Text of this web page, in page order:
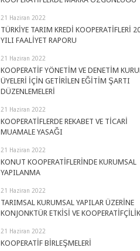
21 Haziran 2022
TÜRKİYE TARIM KREDİ KOOPERATİFLERİ
YILI FAALİYET RAPORU
21 Haziran 2022
KOOPERATİF YÖNETİM VE DENETİM
ÜYELERİ İÇİN GETİRİLEN EĞİTİM ŞARTI
DÜZENLEMELERİ
21 Haziran 2022
KOOPERATİFLERDE REKABET VE TİCARİ
MUAMALE YASAĞI
21 Haziran 2022
KONUT KOOPERATİFLERİNDE KURUMSAL
YAPILANMA
21 Haziran 2022
TARIMSAL KURUMSAL YAPILAR ÜZERİNE
KONJONKTÜR ETKİSİ VE KOOPERATİFÇİLİK
21 Haziran 2022
KOOPERATİF BİRLEŞMELERİ